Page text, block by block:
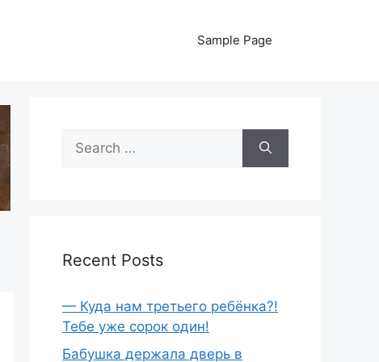
Sample Page
Search
for:
Recent Posts
— Куда нам третьего ребёнка?!
Тебе уже сорок один!
Бабушка держала дверь в